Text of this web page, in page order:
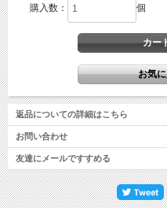
購入数： 個
返品についての詳細はこちら
お問い合わせ
友達にメールですすめる